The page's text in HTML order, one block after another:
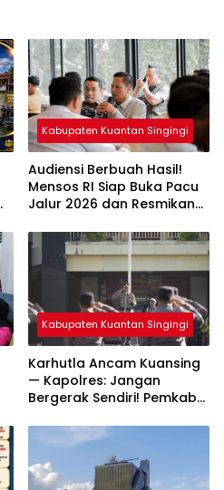
Kabupaten Kuantan Singingi
Audiensi Berbuah Hasil!
Mensos RI Siap Buka Pacu
Jalur 2026 dan Resmikan
Kuansing
Kabupaten Kuantan Singingi
Karhutla Ancam Kuansing
— Kapolres: Jangan
Bergerak Sendiri! Pemkab
Bencana